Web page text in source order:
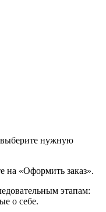
выберите нужную
на «Оформить заказ».
этапам:
о себе.